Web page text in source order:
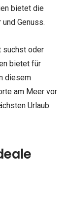
bietet die
Genuss.
suchst oder
bietet für
diesem
am Meer vor
Urlaub